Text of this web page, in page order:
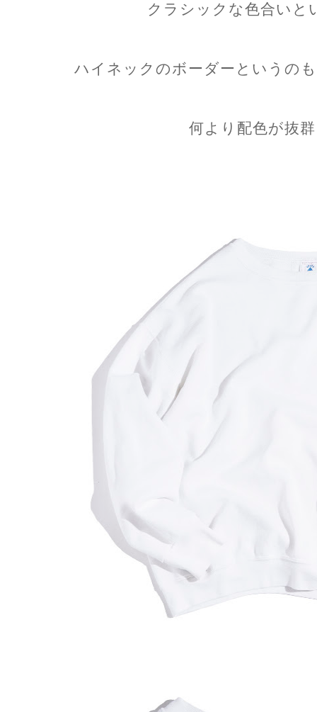
クラシックな色合いと
ハイネックのボーダーというの
何より配色が抜